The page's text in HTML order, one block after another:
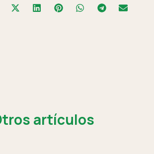
artículos